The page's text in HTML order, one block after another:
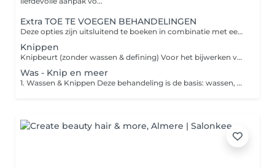
Extra TOE TE VOEGEN BEHANDELINGEN
Deze opties zijn uitsluitend te boeken in combinatie met een hoofdbehandeling Bij te boeken opties; Maak uw voordeelbundel Ze zijn niet los beschikbaar, omdat ze als aanvulling dienen of afwerking op uw gekozen hoofdbehandeling. Wil je langdurige kruldefinitie? Voeg Krul Defining toe Stretchen (Spike-föhn) Het haar wordt voorzichtig gestretched met de kamföhn (spike), geschikt voor type 3 én type 4. (Let op: dit valt onder Extra opties/Add ons / bij te boeken opties.) Föhnen / Tangbehandeling Föhnen en tangen is bij Nuby uitsluitend mogelijk op krultype 3. Stretchen (kamföhn) is mogelijk op type 3 én type 4.
Knippen
Knipbeurt (zonder wassen & defining) Voor het bijwerken van je kapsel zonder uitgebreide styling. Geschikt als je haar al in model is en je het alleen netjes wilt laten knippen. Geen wasbeurt of styling inbegrepen. Big Chop Knippen & Styling Voor een transformatie of wanneer je een nieuw model wilt. Inclusief styling voor een mooi afgewerkt eindresultaat. Boek deze optie als je veel lengte laat knippen of een compleet nieuw model wilt. Er wordt extra tijd ingepland. Toeslag: Defining Halflang/Lang of dik haar Toeslag €10 / €15
Was - Knip en meer
1. Wassen & Knippen Deze behandeling is de basis: wassen, knippen, product aanbrengen en licht aandrogen. Wil je meer definitie, vorm en een uitgewerkte krul? Boek dan Curl Defining als extra optie * Voor meer dan alleen de puntjes of je model bijknippen is meer tijd nodig en hierbij geldt dan ook een toeslag. * Wil je een radicale knipbeurt (van lang naar heel kort) boek de Big Chop. 2. Big Chop, Knippen & Styling De optie voor een echte transformatie (bijv. van lang naar kort) of een volledig nieuw model. Inclusief styling. Let op: Boek deze behandeling zodat er voldoende tijd is voor een perfect eindresultaat. Kort haar is tot het oor Half tot de schouder Lang over de schouder 3. Devacut Droog knippen op krul, afgestemd op jouw natuurlijke haartextuur. Inclusief wassen, verzorging en definiëren. Attentie: Type 3 haar: kom met je krullen in natuurlijke valling, zo min mogelijk product (geen gel, wax of zware crèmes). Type 4 haar: kom met het haar in een twist-out. Het haar dient schoon en ontklit te zijn.